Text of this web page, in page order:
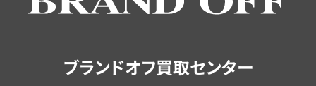
ブランドオフ買取センター